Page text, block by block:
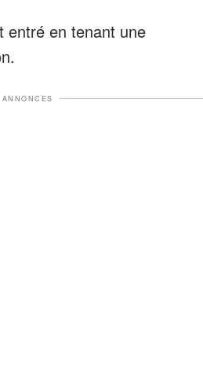
entré en tenant une
ANNONCES